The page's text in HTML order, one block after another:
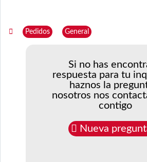
Pedidos General
Si no has
respuesta para tu
haznos la
nosotros nos
contigo
Nueva